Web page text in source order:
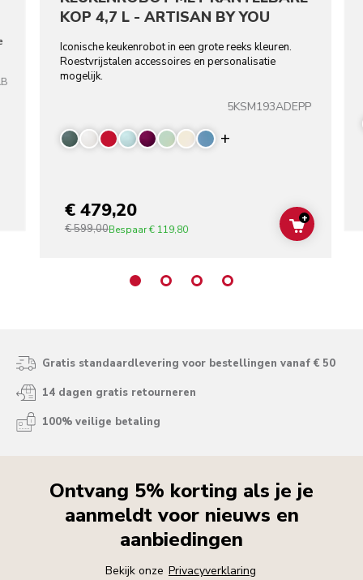
KOP 4,7 L - ARTISAN BY YOU
Iconische keukenrobot in een grote reeks kleuren.
Roestvrijstalen accessoires en personalisatie
mogelijk.
5KSM193ADEPP
Display more
€ 479,20
€ 599,00Bespaar€ 119,80 ADD TO
+
Gratis standaardlevering voor bestellingen vanaf € 50
14 dagen gratis retourneren
100% veilige betaling
Ontvang 5% korting als je je
aanmeldt voor nieuws en
aanbiedingen
Bekijk onze Privacyverklaring